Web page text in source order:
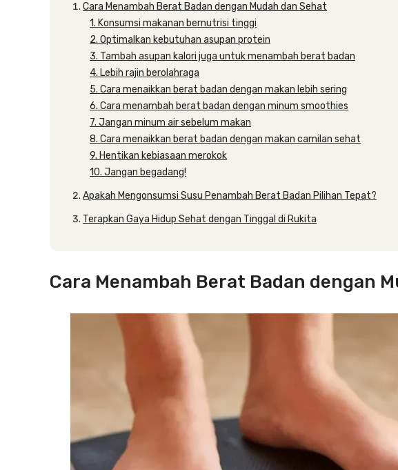
Cara Menambah Berat Badan dengan Mudah dan Sehat
1. Konsumsi makanan bernutrisi tinggi
2. Optimalkan kebutuhan asupan protein
3. Tambah asupan kalori juga untuk menambah berat badan
4. Lebih rajin berolahraga
5. Cara menaikkan berat badan dengan makan lebih sering
6. Cara menambah berat badan dengan minum smoothies
7. Jangan minum air sebelum makan
8. Cara menaikkan berat badan dengan makan camilan sehat
9. Hentikan kebiasaan merokok
10. Jangan begadang!
Apakah Mengonsumsi Susu Penambah Berat Badan Pilihan Tepat?
Terapkan Gaya Hidup Sehat dengan Tinggal di Rukita
Cara Menambah Berat Badan dengan